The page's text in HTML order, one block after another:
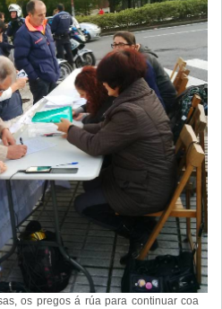
os pregos á rúa para continuar coa